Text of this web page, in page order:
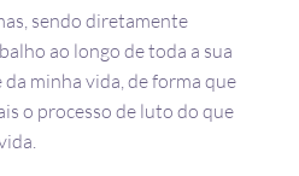
sendo diretamente
ao longo de toda a sua
minha vida, de forma que
o processo de luto do que